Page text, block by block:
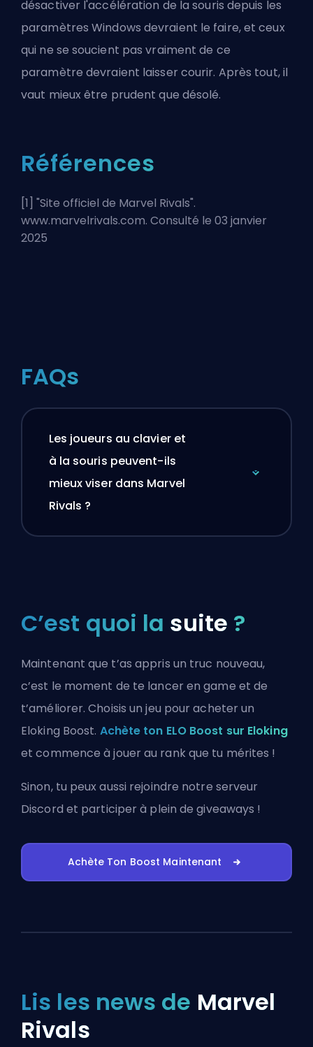
désactiver l'accélération de la souris depuis les
paramètres Windows devraient le faire, et ceux
qui ne se soucient pas vraiment de ce
paramètre devraient laisser courir. Après tout, il
vaut mieux être prudent que désolé.
Références
[1] "Site officiel de Marvel Rivals".
www.marvelrivals.com. Consulté le 03 janvier
2025
FAQs
Les joueurs au clavier et
à la souris peuvent-ils
mieux viser dans Marvel
Rivals ?
C’est quoi la suite ?
Maintenant que t’as appris un truc nouveau,
c’est le moment de te lancer en game et de
t’améliorer. Choisis un jeu pour acheter un
Eloking Boost. Achète ton ELO Boost sur Eloking
et commence à jouer au rank que tu mérites !
Sinon, tu peux aussi rejoindre notre serveur
Discord et participer à plein de giveaways !
Achète Ton Boost Maintenant
Lis les news de Marvel
Rivals